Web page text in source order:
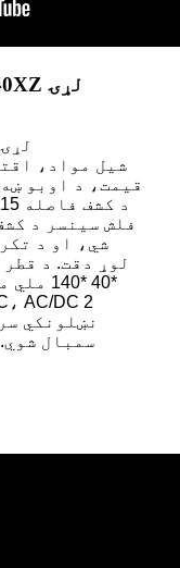
د انډکټیو سینسر LE40XZ لړۍ
قیمت، د اوبو
سمبال